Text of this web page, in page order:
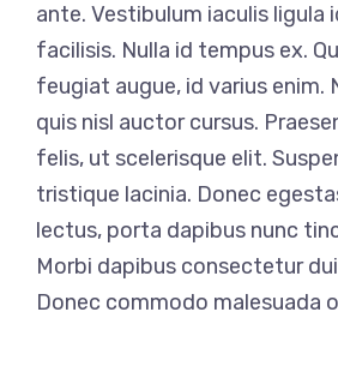
ante. Vestibulum iaculis ligula
facilisis. Nulla id tempus ex.
feugiat augue, id varius enim.
quis nisl auctor cursus.
felis, ut scelerisque elit.
tristique lacinia. Donec
lectus, porta dapibus nunc
Morbi dapibus consectetur
Donec commodo malesuada